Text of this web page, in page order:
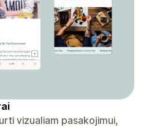
vizualiam pasakojimui,